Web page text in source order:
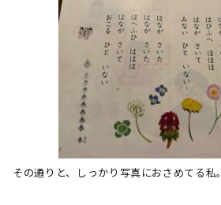
その通りと、しっかり写真におさめてる私。